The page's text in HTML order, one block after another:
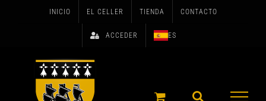
INICIO EL CELLER TIENDA CONTACTO
ACCEDER ES